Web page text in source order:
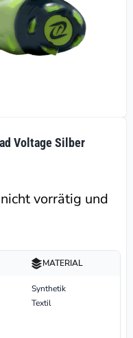
Voltage Silber
vorrätig und
MATERIAL
Synthetik
Textil